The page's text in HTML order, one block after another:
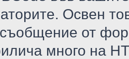
Освен
от
много на